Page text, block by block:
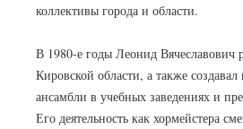
коллективы города и области.
В 1980-е годы Леонид Вячеславович
Кировской области, а также
ансамбли в учебных заведениях и
Его деятельность как хормейстера